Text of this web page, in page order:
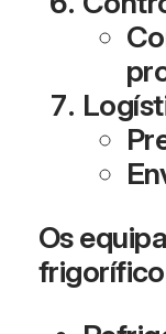
Os
frigorífico